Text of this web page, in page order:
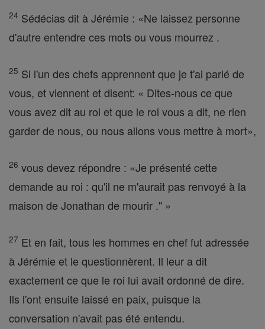
24 Sédécias dit à Jérémie : «Ne laissez personne
d'autre entendre ces mots ou vous mourrez .
25 Si l'un des chefs apprennent que je t'ai parlé de
vous, et viennent et disent: « Dites-nous ce que
vous avez dit au roi et que le roi vous a dit, ne rien
garder de nous, ou nous allons vous mettre à mort»,
26 vous devez répondre : «Je présenté cette
demande au roi : qu'il ne m'aurait pas renvoyé à la
maison de Jonathan de mourir ." »
27 Et en fait, tous les hommes en chef fut adressée
à Jérémie et le questionnèrent. Il leur a dit
exactement ce que le roi lui avait ordonné de dire.
Ils l'ont ensuite laissé en paix, puisque la
conversation n'avait pas été entendu.